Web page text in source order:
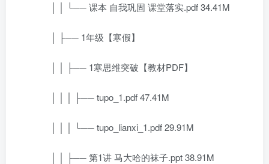
│ │ └── 课本 自我巩固 课堂落实.pdf 34.41M
│ ├── 1年级【寒假】
│ │ ├── 1寒思维突破【教材PDF】
│ │ │ ├── tupo_1.pdf 47.41M
│ │ │ └── tupo_lianxi_1.pdf 29.91M
│ │ ├── 第1讲 马大哈的袜子.ppt 38.91M